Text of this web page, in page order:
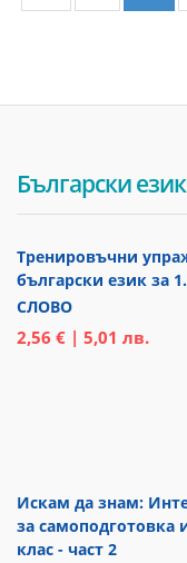
Български език
Тренировъчни
български език за
СЛОВО
2,56 € | 5,01 лв.
Искам да знам:
за самоподготовка
клас - част 2